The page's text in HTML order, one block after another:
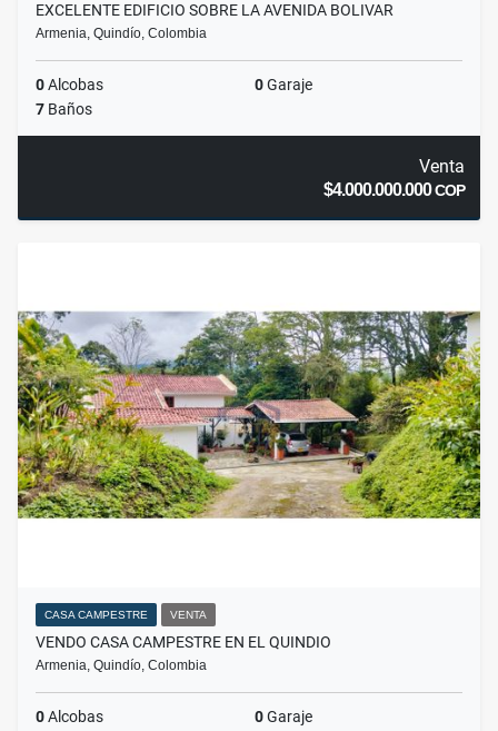
EXCELENTE EDIFICIO SOBRE LA AVENIDA BOLIVAR
Armenia, Quindío, Colombia
0Alcobas 0Garaje
7 Baños
Venta
$4.000.000.000COP
CASA CAMPESTRE VENTA
VENDO CASA CAMPESTRE EN EL QUINDIO
Armenia, Quindío, Colombia
0Alcobas 0Garaje